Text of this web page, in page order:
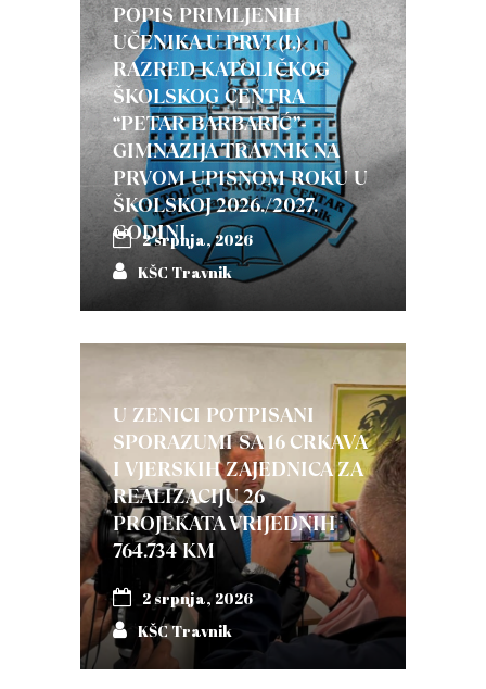
POPIS PRIMLJENIH
UČENIKA U PRVI (I.)
RAZRED KATOLIČKOG
ŠKOLSKOG CENTRA
“PETAR BARBARIĆ”-
GIMNAZIJA TRAVNIK NA
PRVOM UPISNOM ROKU U
ŠKOLSKOJ 2026./2027.
GODINI
2 srpnja, 2026
KŠC Travnik
U ZENICI POTPISANI
SPORAZUMI SA 16 CRKAVA
I VJERSKIH ZAJEDNICA ZA
REALIZACIJU 26
PROJEKATA VRIJEDNIH
764.734 KM
2 srpnja, 2026
KŠC Travnik